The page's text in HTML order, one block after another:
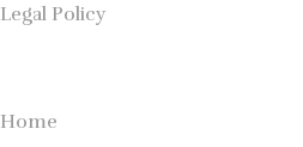
Legal Policy
Home